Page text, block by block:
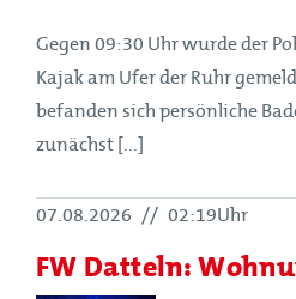
Gegen 09:30 Uhr wurde der
Kajak am Ufer der Ruhr
befanden sich persönliche
zunächst [...]
07.08.2026 // 02:19Uhr
FW Datteln: